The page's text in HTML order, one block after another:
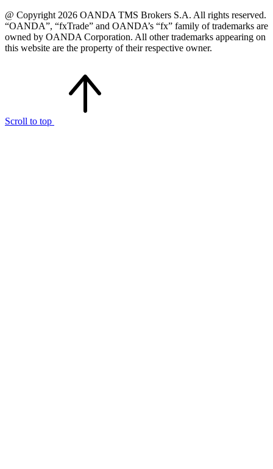
@ Copyright 2026 OANDA TMS Brokers S.A. All rights reserved.
“OANDA”, “fxTrade” and OANDA’s “fx” family of trademarks are
owned by OANDA Corporation. All other trademarks appearing on
this website are the property of their respective owner.
Scroll to top